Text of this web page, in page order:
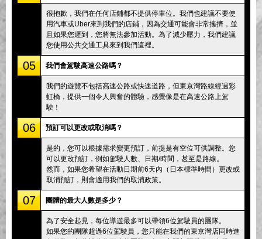
很抱歉，我們在任何店鋪都不提供停車位。我們也建議不要使
用汽車或Uber來到我們的店鋪，因為交通可能會非常擁擠，並
且如果您遲到，您將無法參加活動。為了減少壓力，我們建議
您使用公共交通工具來到我們這裡。
05 我們會駕駛高速公路嗎？
我們的遊覽不包括高速公路或快速道路，但東京灣路線經過彩
虹橋，提供一個令人興奮的體驗，感覺像是在高速公路上駕
駛！
06 預訂可以更改或取消嗎？
是的，您可以根據需求變更預訂，前提是有空位可供調整。您
可以更改預訂，例如駕駛人數、日期/時間，甚至是路線。
然而，如果您希望在活動日期前6天內（日本標準時間）更改或
取消預訂，則會適用我們的取消政策。
07 團體的最大人數是多少？
為了安全起見，每位導遊最多可以帶領6位駕駛員的團隊。
如果您的團隊超過6位駕駛員，您只能在我們的東京灣店同時進